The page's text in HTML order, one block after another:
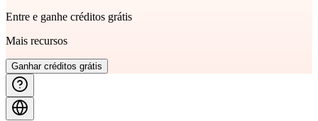
Entre e ganhe créditos grátis
Mais recursos
Ganhar créditos grátis